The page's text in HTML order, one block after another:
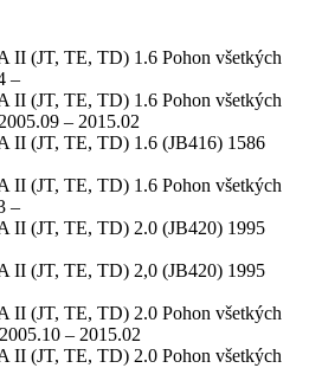
(JT, TE, TD) 1.6 Pohon všetkých
–
(JT, TE, TD) 1.6 Pohon všetkých
– 2015.02
(JT, TE, TD) 1.6 (JB416) 1586
(JT, TE, TD) 1.6 Pohon všetkých
–
(JT, TE, TD) 2.0 (JB420) 1995
(JT, TE, TD) 2,0 (JB420) 1995
(JT, TE, TD) 2.0 Pohon všetkých
– 2015.02
(JT, TE, TD) 2.0 Pohon všetkých